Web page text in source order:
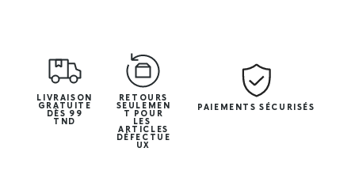
LIVRAISON
GRATUITE
DÈS 99
TND
RETOURS
SEULEMEN
T POUR
LES
ARTICLES
DÉFECTUE
UX
PAIEMENTS SÉCURISÉS